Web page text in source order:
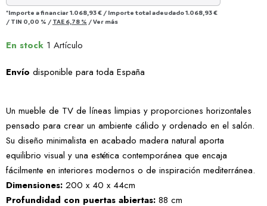
*Importe a financiar1.068,93 € / Importe total adeudado1.068,93 €
/ TIN 0,00 % / TAE 6,78 % /Ver más
En stock 1 Artículo
Envío disponible para toda España
Un mueble de TV de líneas limpias y proporciones horizontales
pensado para crear un ambiente cálido y ordenado en el salón.
Su diseño minimalista en acabado madera natural aporta
equilibrio visual y una estética contemporánea que encaja
fácilmente en interiores modernos o de inspiración mediterránea.
Dimensiones: 200 x 40 x 44cm
Profundidad con puertas abiertas: 88 cm